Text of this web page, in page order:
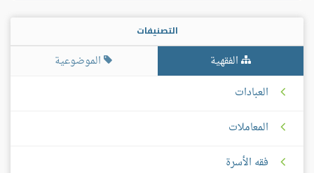
التصنيفات
الفقهية
الموضوعية
العبادات
المعاملات
فقه الأسرة